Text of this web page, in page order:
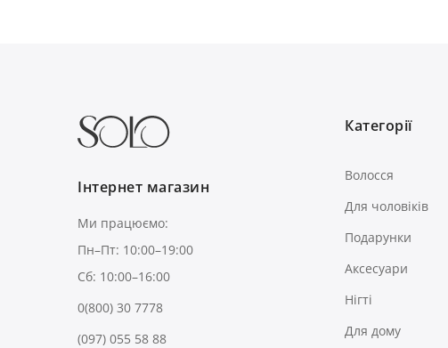
Інтернет магазин
Ми працюємо:
Пн–Пт: 10:00–19:00
Сб: 10:00–16:00
0(800) 30 7778
(097) 055 58 88
Категорії
Волосся
Для чоловіків
Подарунки
Аксесуари
Нігті
Для дому